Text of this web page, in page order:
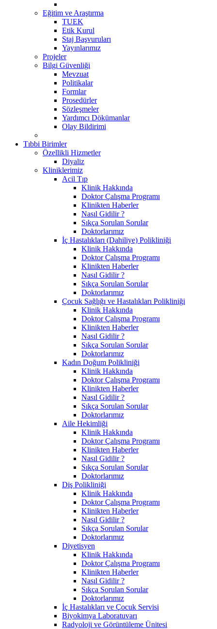
Eğitim ve Araştırma
TUEK
Etik Kurul
Staj Başvuruları
Yayınlarımız
Projeler
Bilgi Güvenliği
Mevzuat
Politikalar
Formlar
Prosedürler
Sözleşmeler
Yardımcı Dökümanlar
Olay Bildirimi
Tıbbi Birimler
Özellikli Hizmetler
Diyaliz
Kliniklerimiz
Acil Tıp
Klinik Hakkında
Doktor Çalışma Programı
Klinikten Haberler
Nasıl Gidilir ?
Sıkça Sorulan Sorular
Doktorlarımız
İç Hastalıkları (Dahiliye) Polikliniği
Klinik Hakkında
Doktor Çalışma Programı
Klinikten Haberler
Nasıl Gidilir ?
Sıkça Sorulan Sorular
Doktorlarımız
Çocuk Sağlığı ve Hastalıkları Polikliniği
Klinik Hakkında
Doktor Çalışma Programı
Klinikten Haberler
Nasıl Gidilir ?
Sıkça Sorulan Sorular
Doktorlarımız
Kadın Doğum Polikliniği
Klinik Hakkında
Doktor Çalışma Programı
Klinikten Haberler
Nasıl Gidilir ?
Sıkça Sorulan Sorular
Doktorlarımız
Aile Hekimliği
Klinik Hakkında
Doktor Çalışma Programı
Klinikten Haberler
Nasıl Gidilir ?
Sıkça Sorulan Sorular
Doktorlarımız
Diş Polikliniği
Klinik Hakkında
Doktor Çalışma Programı
Klinikten Haberler
Nasıl Gidilir ?
Sıkça Sorulan Sorular
Doktorlarımız
Diyetisyen
Klinik Hakkında
Doktor Çalışma Programı
Klinikten Haberler
Nasıl Gidilir ?
Sıkça Sorulan Sorular
Doktorlarımız
İç Hastalıkları ve Çocuk Servisi
Biyokimya Laboratuvarı
Radyoloji ve Görüntüleme Ünitesi